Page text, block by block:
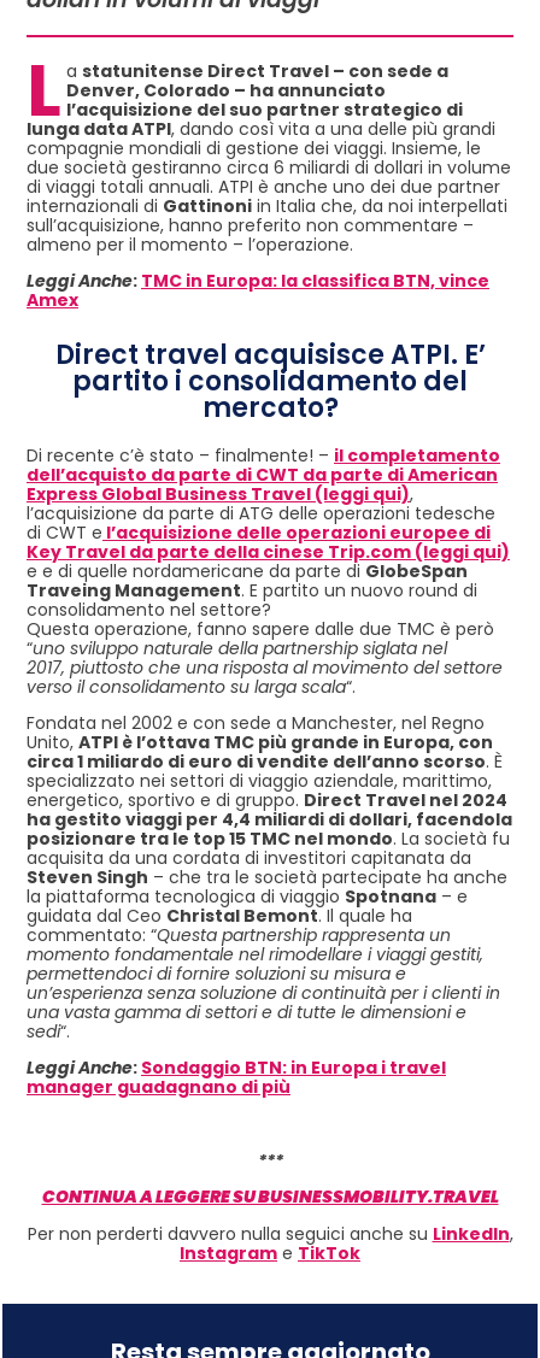
L a statunitense Direct Travel – con sede a
Denver, Colorado – ha annunciato
l’acquisizione del suo partner strategico di
lunga data ATPI, dando così vita a una delle più grandi
compagnie mondiali di gestione dei viaggi. Insieme, le
due società gestiranno circa 6 miliardi di dollari in volume
di viaggi totali annuali. ATPI è anche uno dei due partner
internazionali di Gattinoni in Italia che, da noi interpellati
sull’acquisizione, hanno preferito non commentare –
almeno per il momento – l’operazione.
Leggi Anche: TMC in Europa: la classifica BTN, vince
Amex
Direct travel acquisisce ATPI. E’
partito i consolidamento del
mercato?
Di recente c’è stato – finalmente! – il completamento
dell’acquisto da parte di CWT da parte di American
Express Global Business Travel (leggi qui),
l’acquisizione da parte di ATG delle operazioni tedesche
di CWT e l’acquisizione delle operazioni europee di
Key Travel da parte della cinese Trip.com (leggi qui)
e e di quelle nordamericane da parte di GlobeSpan
Traveing ​​Management. E partito un nuovo round di
consolidamento nel settore?
Questa operazione, fanno sapere dalle due TMC è però
“uno sviluppo naturale della partnership siglata nel
2017, piuttosto che una risposta al movimento del settore
verso il consolidamento su larga scala“.
Fondata nel 2002 e con sede a Manchester, nel Regno
Unito, ATPI è l’ottava TMC più grande in Europa, con
circa 1 miliardo di euro di vendite dell’anno scorso. È
specializzato nei settori di viaggio aziendale, marittimo,
energetico, sportivo e di gruppo. Direct Travel nel 2024
ha gestito viaggi per 4,4 miliardi di dollari, facendola
posizionare tra le top 15 TMC nel mondo. La società fu
acquisita da una cordata di investitori capitanata da
Steven Singh – che tra le società partecipate ha anche
la piattaforma tecnologica di viaggio Spotnana – e
guidata dal Ceo Christal Bemont.Il quale ha
commentato: “Questa partnership rappresenta un
momento fondamentale nel rimodellare i viaggi gestiti,
permettendoci di fornire soluzioni su misura e
un’esperienza senza soluzione di continuità per i clienti in
una vasta gamma di settori e di tutte le dimensioni e
sedi“.
Leggi Anche: Sondaggio BTN: in Europa i travel
manager guadagnano di più
***
CONTINUA A LEGGERE SU BUSINESSMOBILITY.TRAVEL
Per non perderti davvero nulla seguici anche su LinkedIn,
Instagram e TikTok